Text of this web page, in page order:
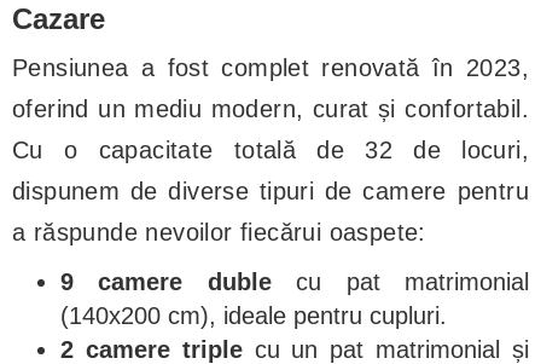
Cazare
Pensiunea a fost complet renovată în 2023,
oferind un mediu modern, curat și confortabil.
Cu o capacitate totală de 32 de locuri,
dispunem de diverse tipuri de camere pentru
a răspunde nevoilor fiecărui oaspete:
9 camere dublecu pat matrimonial
(140x200 cm), ideale pentru cupluri.
2 camere triplecu un pat matrimonial și